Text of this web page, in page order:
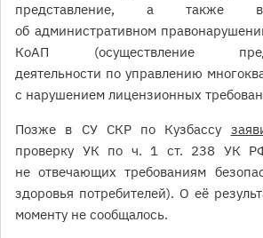
представление, а также
об административном
КоАП (осуществление
деятельности по управлению
с нарушением лицензионных
Позже в СУ СКР по Кузбассу
проверку УК по ч. 1 ст. 238 УК РФ
не отвечающих требованиям
здоровья потребителей). О её
моменту не сообщалось.